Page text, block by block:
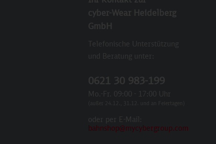
cyber-Wear Heidelberg
GmbH
Telefonische Unterstützung
und Beratung unter:
0621 30 983-199
Mo.-Fr. 09:00 - 17:00 Uhr
(außer 24.12., 31.12. und an Feiertagen)
oder per E-Mail:
bahnshop@mycybergroup.com